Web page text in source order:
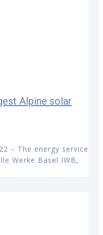
Alpine solar
– The energy service
Werke Basel IWB,